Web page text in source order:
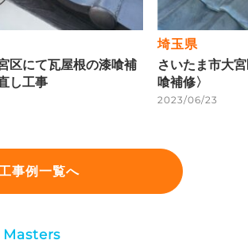
区にて瓦屋根の漆喰補
し工事
埼玉県
さいたま市大
喰補修〉
2023/06/23
事例一覧へ
Masters